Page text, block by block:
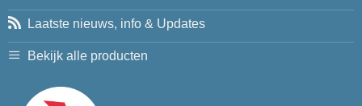
Laatste nieuws, info & Updates
Bekijk alle producten